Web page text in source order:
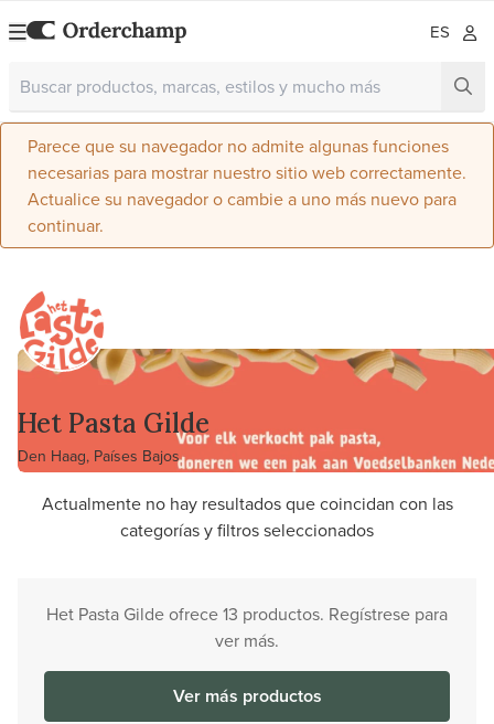
ES
Parece que su navegador no admite algunas funciones
necesarias para mostrar nuestro sitio web correctamente.
Actualice su navegador o cambie a uno más nuevo para
continuar.
Het Pasta Gilde
Den Haag, Países Bajos
Actualmente no hay resultados que coincidan con las
categorías y filtros seleccionados
Het Pasta Gilde ofrece 13 productos. Regístrese para
ver más.
Ver más productos